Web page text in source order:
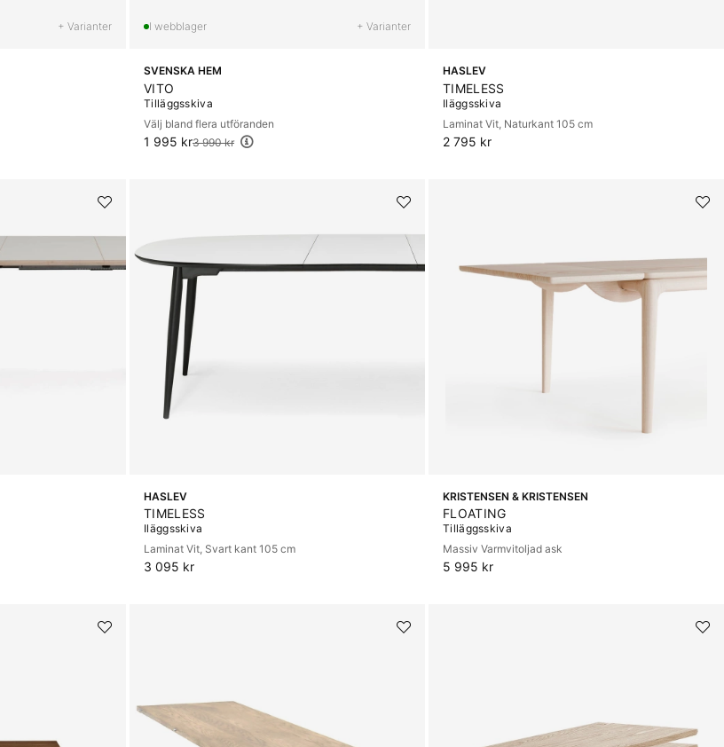
+ Varianter + Varianter
SVENSKA HEM
VITO
Tilläggsskiva
Välj bland flera utföranden
1 995 kr
Ordinarie pris:
3 990 kr
HASLEV
TIMELESS
Iläggsskiva
Laminat Vit, Naturkant 105 cm
2 795 kr
HASLEV
TIMELESS
Iläggsskiva
Laminat Vit, Svart kant 105 cm
3 095 kr
KRISTENSEN & KRISTENSEN
FLOATING
Tilläggsskiva
Massiv Varmvitoljad ask
5 995 kr